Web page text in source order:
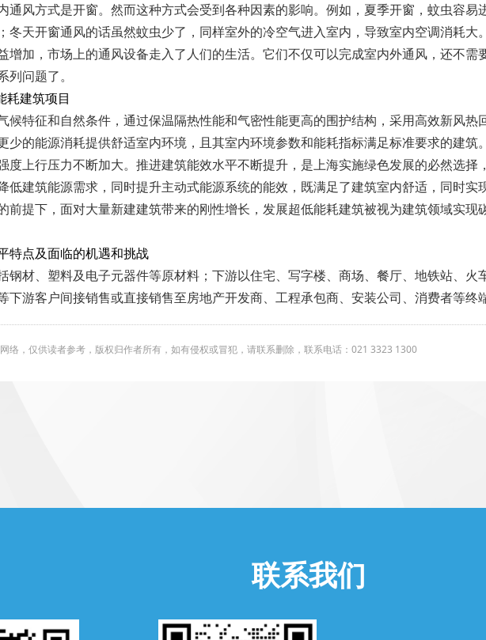
通风方式是开窗。然而这种方式会受到各种因素的影响。例如，夏季开窗，蚊虫容
冬天开窗通风的话虽然蚊虫少了，同样室外的冷空气进入室内，导致室内空调消耗
增加，市场上的通风设备走入了人们的生活。它们不仅可以完成室内外通风，还不
问题了。
耗建筑项目
候特征和自然条件，通过保温隔热性能和气密性能更高的围护结构，采用高效新风
少的能源消耗提供舒适室内环境，且其室内环境参数和能耗指标满足标准要求的建
度上行压力不断加大。推进建筑能效水平不断提升，是上海实施绿色发展的必然选
低建筑能源需求，同时提升主动式能源系统的能效，既满足了建筑室内舒适，同时
前提下，面对大量新建建筑带来的刚性增长，发展超低能耗建筑被视为建筑领域实
特点及面临的机遇和挑战
钢材、塑料及电子元器件等原材料；下游以住宅、写字楼、商场、餐厅、地铁站、
下游客户间接销售或直接销售至房地产开发商、工程承包商、安装公司、消费者等终
络，仅供读者参考，版权归作者所有，如有侵权或冒犯，请联系删除，联系电话：021 3323 1300
联系我们